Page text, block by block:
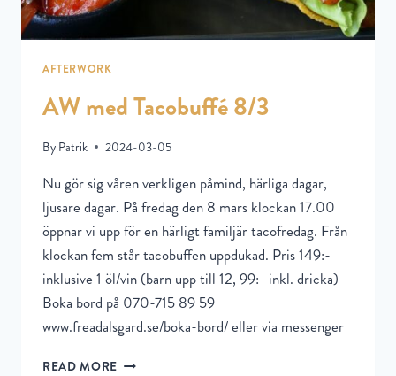
AFTERWORK
AW med Tacobuffé 8/3
By Patrik 2024-03-05
Nu gör sig våren verkligen påmind, härliga dagar,
ljusare dagar. På fredag den 8 mars klockan 17.00
öppnar vi upp för en härligt familjär tacofredag. Från
klockan fem står tacobuffen uppdukad. Pris 149:-
inklusive 1 öl/vin (barn upp till 12, 99:- inkl. dricka)
Boka bord på 070-715 89 59
www.freadalsgard.se/boka-bord/ eller via messenger
READ MORE